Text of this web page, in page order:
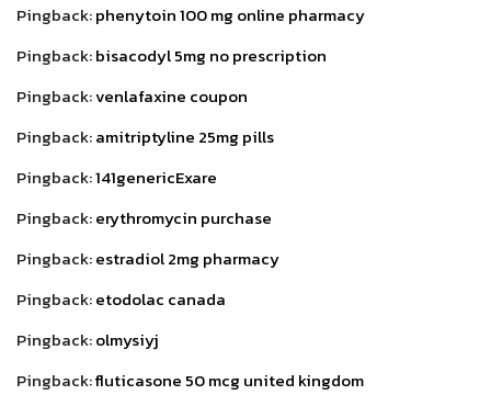
Pingback:phenytoin 100 mg online pharmacy
Pingback:bisacodyl 5mg no prescription
Pingback:venlafaxine coupon
Pingback:amitriptyline 25mg pills
Pingback:141genericExare
Pingback:erythromycin purchase
Pingback:estradiol 2mg pharmacy
Pingback:etodolac canada
Pingback:olmysiyj
Pingback:fluticasone 50 mcg united kingdom